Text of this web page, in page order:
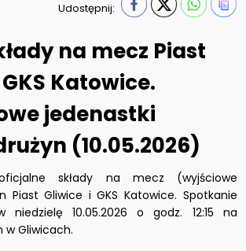
Udostępnij:
na mecz Piast
Katowice.
jedenastki
(10.05.2026)
składy na mecz (wyjściowe
Piast Gliwice i GKS Katowice. Spotkanie
niedzielę 10.05.2026 o godz. 12:15 na
w Gliwicach.